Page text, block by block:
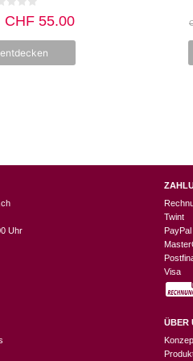
Ursprünglicher
war:
CHF 110.00
CHF55.00Aktueller
CHF 55.00.
Uhr
Twint
PayPal
Visa
ÜBER